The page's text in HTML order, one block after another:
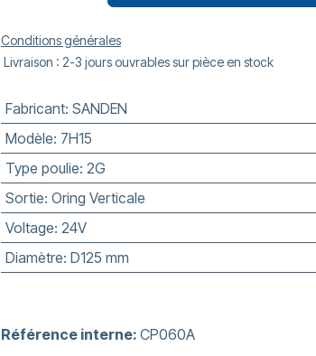
Conditions générales
Livraison : 2-3 jours ouvrables sur pièce en stock
Fabricant: SANDEN
Modèle: 7H15
Type poulie: 2G
Sortie: Oring Verticale
Voltage: 24V
Diamètre: D125 mm
Référence interne: CP060A